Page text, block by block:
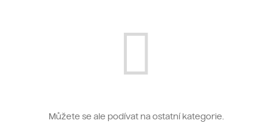
Můžete se ale podívat na ostatní kategorie.